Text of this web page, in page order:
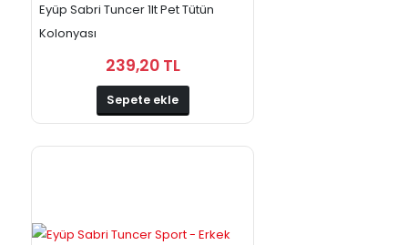
Eyüp Sabri Tuncer 1lt Pet Tütün
Kolonyası
239,20 TL
Sepete ekle